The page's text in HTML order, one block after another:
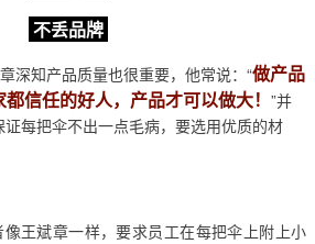
不丢品牌
深知产品质量也很重要，他常说：“做产品
信任的好人，产品才可以做大！ ”并
证每把伞不出一点毛病，要选用优质的材
王斌章一样，要求员工在每把伞上附上小